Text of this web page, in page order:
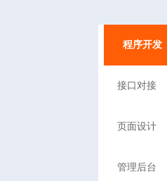
程序开发
接口对接
页面设计
管理后台